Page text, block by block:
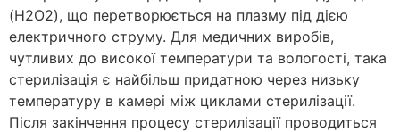
(H2O2), що перетворюється на плазму під дією
електричного струму. Для медичних виробів,
чутливих до високої температури та вологості, така
стерилізація є найбільш придатною через низьку
температуру в камері між циклами стерилізації.
Після закінчення процесу стерилізації проводиться